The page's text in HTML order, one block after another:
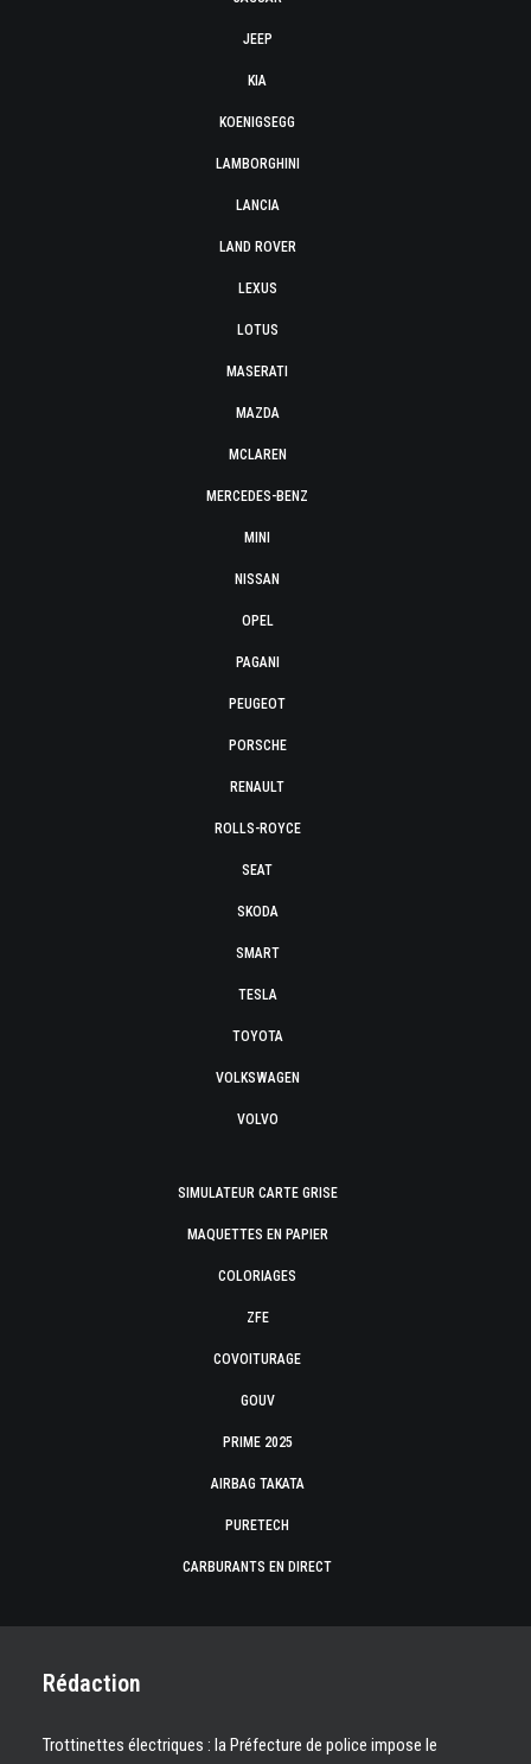
JEEP
KIA
KOENIGSEGG
LAMBORGHINI
LANCIA
LAND ROVER
LEXUS
LOTUS
MASERATI
MAZDA
MCLAREN
MERCEDES-BENZ
MINI
NISSAN
OPEL
PAGANI
PEUGEOT
PORSCHE
RENAULT
ROLLS-ROYCE
SEAT
SKODA
SMART
TESLA
TOYOTA
VOLKSWAGEN
VOLVO
SIMULATEUR CARTE GRISE
MAQUETTES EN PAPIER
COLORIAGES
ZFE
COVOITURAGE
GOUV
PRIME 2025
AIRBAG TAKATA
PURETECH
CARBURANTS EN DIRECT
Rédaction
Trottinettes électriques : la Préfecture de police impose le